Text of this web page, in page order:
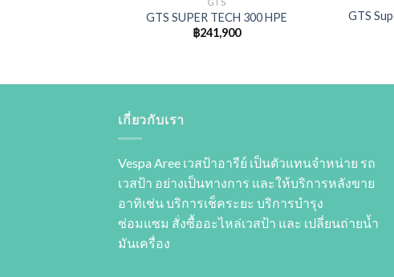
GTS SUPER TECH 300 HPE
฿241,900
GTS
เกี่ยวกับเรา
Vespa Aree เวสป้าอารีย์ เป็นตัวแทนจำหน่าย รถ
เวสป้า อย่างเป็นทางการ และให้บริการหลังขาย
อาทิเช่น บริการเช็คระยะ บริการบำรุง
ซ่อมแซม สั่งซื้ออะไหล่เวสป้า และ เปลี่ยนถ่ายนํ้า
มันเครื่อง